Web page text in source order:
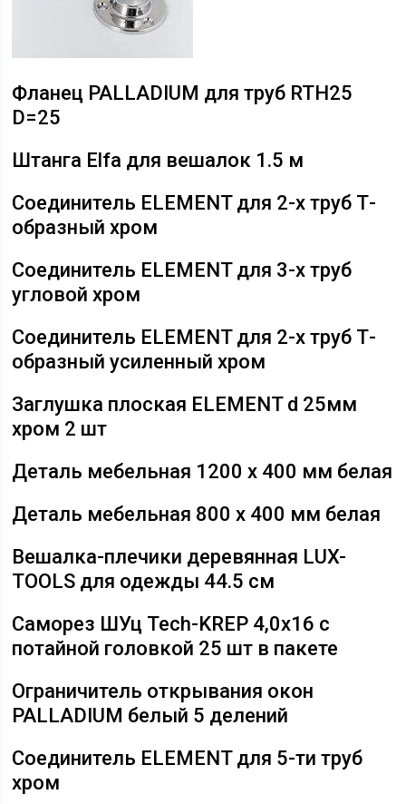
Фланец PALLADIUM для труб RTH25
D=25
Штанга Elfa для вешалок 1.5 м
Соединитель ELEMENT для 2-х труб Т-
образный хром
Соединитель ELEMENT для 3-х труб
угловой хром
Соединитель ELEMENT для 2-х труб Т-
образный усиленный хром
Заглушка плоская ELEMENT d 25мм
хром 2 шт
Деталь мебельная 1200 х 400 мм белая
Деталь мебельная 800 х 400 мм белая
Вешалка-плечики деревянная LUX-
TOOLS для одежды 44.5 см
Саморез ШУц Tech-KREP 4,0х16 с
потайной головкой 25 шт в пакете
Ограничитель открывания окон
PALLADIUM белый 5 делений
Соединитель ELEMENT для 5-ти труб
хром